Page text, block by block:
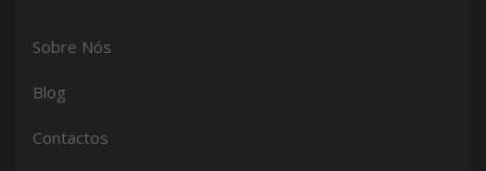
Sobre Nós
Blog
Contactos